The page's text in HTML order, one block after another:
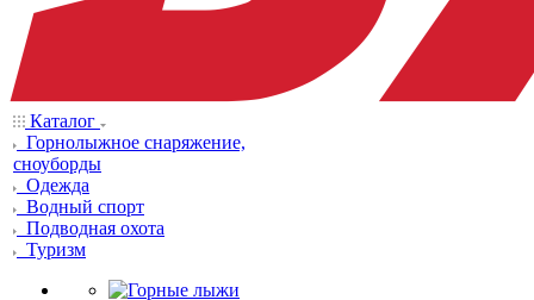
Каталог
Горнолыжное снаряжение,
сноуборды
Одежда
Водный спорт
Подводная охота
Туризм